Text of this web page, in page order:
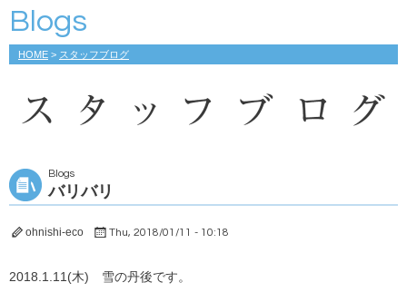
Blogs
HOME > スタッフブログ
Blogs
バリバリ
ohnishi-eco Thu, 2018/01/11 - 10:18
2018.1.11(木) 雪の丹後です。